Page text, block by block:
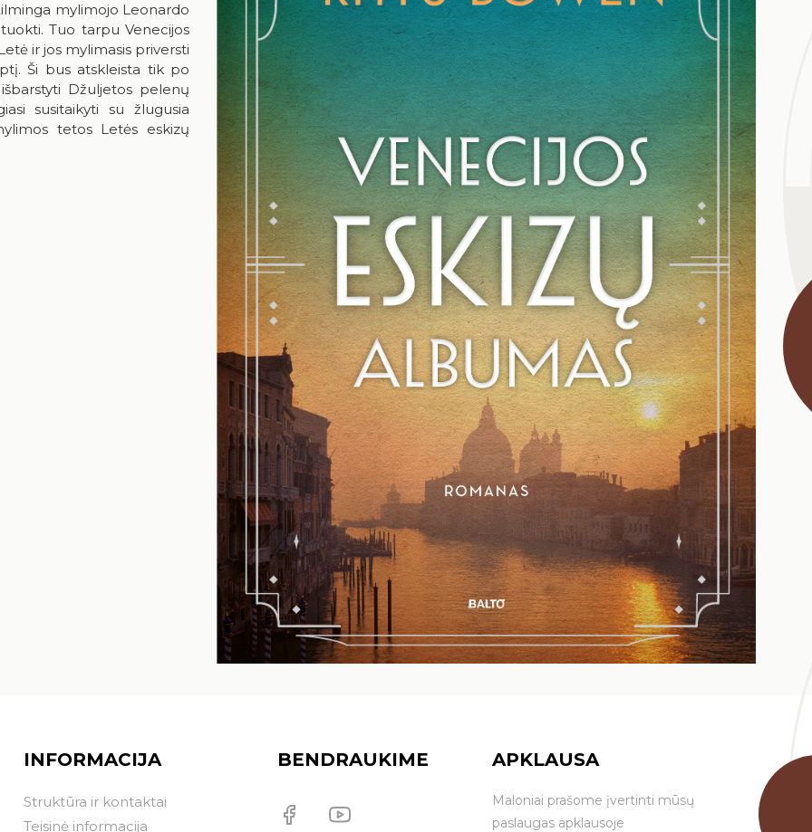
mylimojo Leonardo
Tuo tarpu Venecijos
ir jos mylimasis priversti
Ši bus atskleista tik po
Džuljetos pelenų
susitaikyti su žlugusia
tetos Letės eskizų
INFORMACIJA
Struktūra ir kontaktai
Teisinė informacija
BENDRAUKIME APKLAUSA
Maloniai prašome įvertinti mūsų
paslaugas apklausoje